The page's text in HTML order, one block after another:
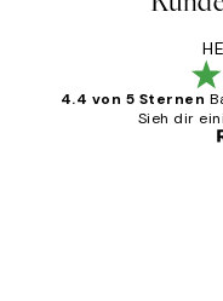
4.4 von 5 Sternen
Sieh dir